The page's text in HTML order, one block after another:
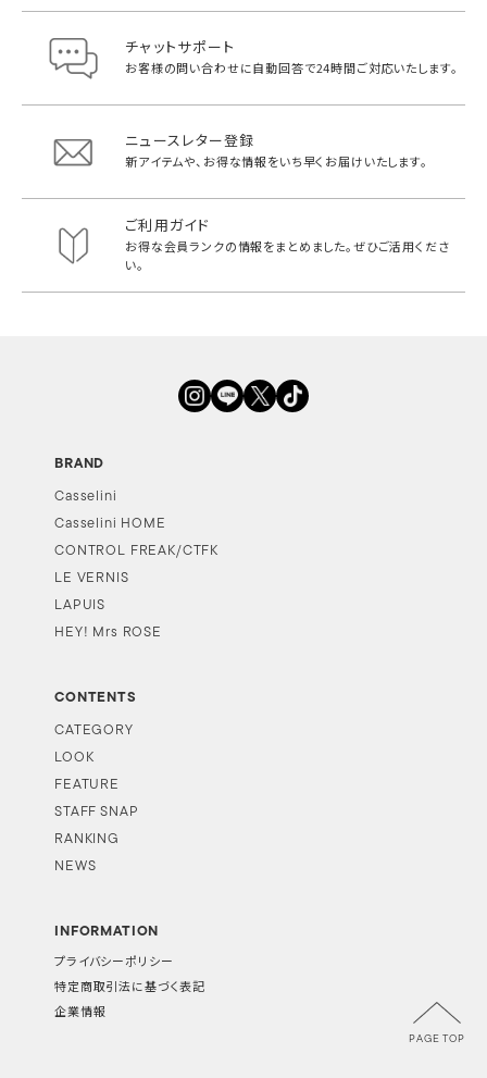
チャットサポート
お客様の問い合わせに自動回答で24時間ご対応いたします。
ニュースレター登録
新アイテムや、お得な情報をいち早く お届けいたします。
ご利用ガイド
お得な会員ランクの情報をまとめました。ぜひご活用くださ
い。
BRAND
Casselini
Casselini HOME
CONTROL FREAK/CTFK
LE VERNIS
LAPUIS
HEY! Mrs ROSE
CONTENTS
CATEGORY
LOOK
FEATURE
STAFF SNAP
RANKING
NEWS
INFORMATION
プライバシーポリシー
特定商取引法に基づく表記
企業情報
PAGE TOP